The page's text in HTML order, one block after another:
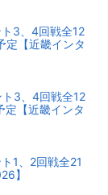
3、4回戦全12
定【近畿インタ
3、4回戦全12
定【近畿インタ
1、2回戦全21
】